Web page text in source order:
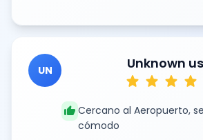
UN Unknown
star star star star
thumb_up Cercano al Aeropuerto,
cómodo